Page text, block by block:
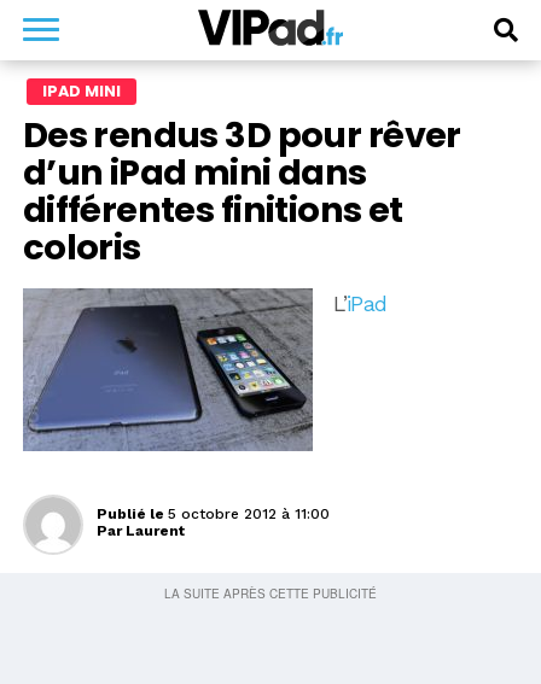
IPAD MINI
Des rendus 3D pour rêver
d’un iPad mini dans
différentes finitions et
coloris
L’iPad
Publié le 5 octobre 2012 à 11:00
Par Laurent